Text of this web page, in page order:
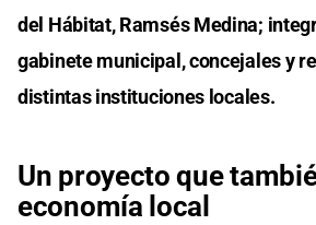
del Hábitat, Ramsés Medina;
gabinete municipal, concejales y
distintas instituciones locales.
Un proyecto que
economía local